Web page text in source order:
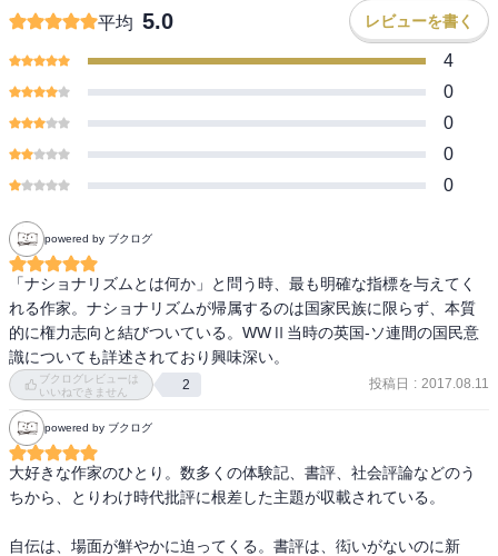
平均 5.0 レビューを書く
4
0
0
0
0
powered by ブクログ
「ナショナリズムとは何か」と問う時、最も明確な指標を与えてく
れる作家。ナショナリズムが帰属するのは国家民族に限らず、本質
的に権力志向と結びついている。WWⅡ当時の英国-ソ連間の国民意
識についても詳述されており興味深い。
ブクログレビューは
いいねできません
2 投稿日 : 2017.08.11
powered by ブクログ
大好きな作家のひとり。数多くの体験記、書評、社会評論などのう
ちから、とりわけ時代批評に根差した主題が収載されている。
自伝は、場面が鮮やかに迫ってくる。書評は、衒いがないのに新